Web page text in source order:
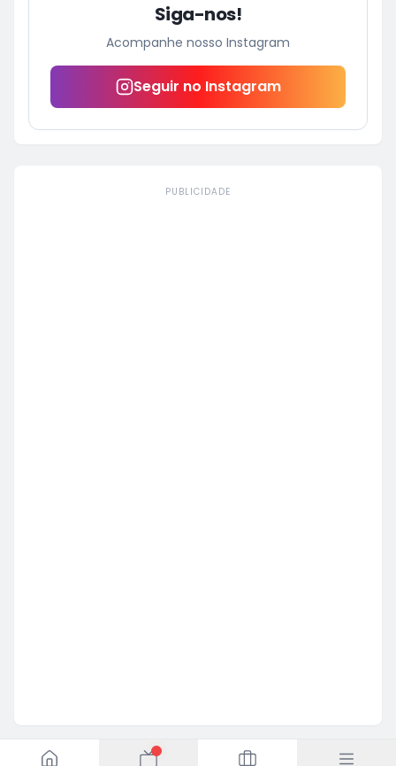
Siga-nos!
Acompanhe nosso Instagram
Seguir no Instagram
PUBLICIDADE